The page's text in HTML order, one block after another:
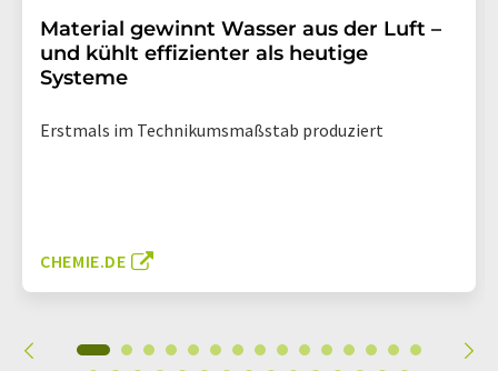
Material gewinnt Wasser aus der Luft –
und kühlt effizienter als heutige
Systeme
Erstmals im Technikumsmaßstab produziert
CHEMIE.DE